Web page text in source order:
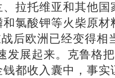
拉托维亚和其他
氯酸钾等火柴原
后欧洲已经变得相
发展起来。克鲁格
都收入囊中，事